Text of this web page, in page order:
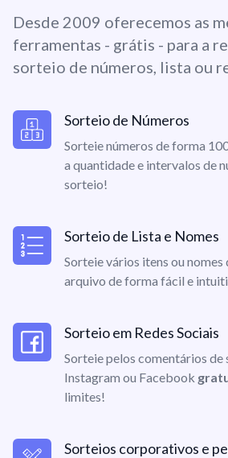
Desde 2009 oferecemos as
ferramentas - grátis - para a
sorteio de números, lista ou
Sorteio de Números
Sorteie números de forma
a quantidade e intervalos de
sorteio!
Sorteio de Lista e Nomes
Sorteie vários itens ou nomes
arquivo de forma fácil e
Sorteio em Redes Sociais
Sorteie pelos comentários de
Instagram ou Facebook
limites!
Sorteios corporativos e